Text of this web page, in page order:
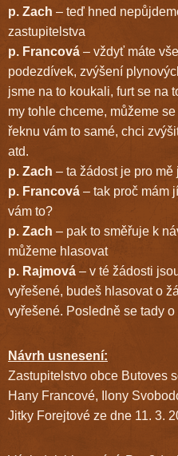
p. Zach – teď hned
zastupitelstva
p. Francová – vždyť máte
podezdívek, zvýšení
jsme na to koukali, furt se na
my tohle chceme, můžeme
řeknu vám to samé, chci
atd.
p. Zach – ta žádost je pro mě
p. Francová – tak proč mám
vám to?
p. Zach – pak to směřuje k
můžeme hlasovat
p. Rajmová – v té žádosti
vyřešené, budeš hlasovat o
vyřešené. Posledně se tady
Návrh usnesení:
Zastupitelstvo obce Butoves
Hany Francové, Ilony
Jitky Forejtové ze dne 11. 3.